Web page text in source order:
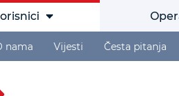
nama Vijesti Česta pitanja